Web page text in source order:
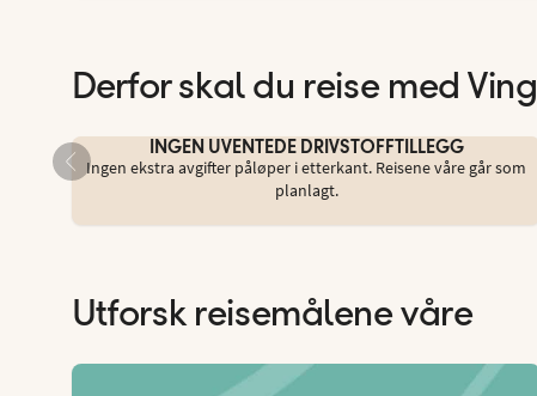
Derfor skal du reise med Ving
INGEN UVENTEDE DRIVSTOFFTILLEGG
Ingen ekstra avgifter påløper i etterkant. Reisene våre går som
planlagt.
Utforsk reisemålene våre